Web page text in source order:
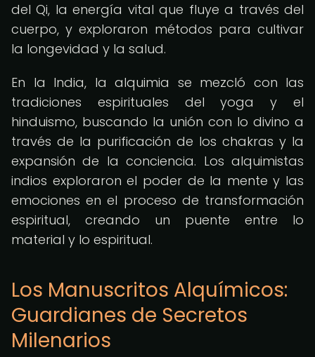
del Qi, la energía vital que fluye a través del
cuerpo, y exploraron métodos para cultivar
la longevidad y la salud.
En la India, la alquimia se mezcló con las
tradiciones espirituales del yoga y el
hinduismo, buscando la unión con lo divino a
través de la purificación de los chakras y la
expansión de la conciencia. Los alquimistas
indios exploraron el poder de la mente y las
emociones en el proceso de transformación
espiritual, creando un puente entre lo
material y lo espiritual.
Los Manuscritos Alquímicos:
Guardianes de Secretos
Milenarios